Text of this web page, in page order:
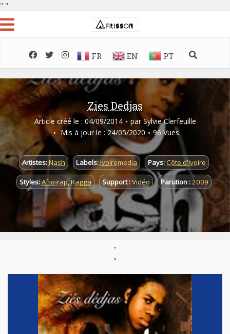
" "
FR EN PT
Zies Dedjas
Article créé le : 04/09/2014 par Sylvie Clerfeuille
Mis à jour le : 24/05/2020
96 Vues
Artistes:Nash Labels:Ivoiremedia Pays:Côte d'Ivoire
Styles:Afro-rap,Ragga Support :Vidéo Parution :2009
"
"